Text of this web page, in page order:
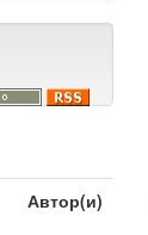
Автор(и)